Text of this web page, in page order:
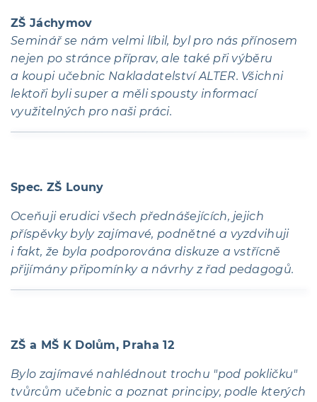
ZŠ Jáchymov
Seminář se nám velmi líbil, byl pro nás přínosem
nejen po stránce příprav, ale také při výběru
a koupi učebnic Nakladatelství ALTER. Všichni
lektoři byli super a měli spousty informací
využitelných pro naši práci.
Spec. ZŠ Louny
Oceňuji erudici všech přednášejících, jejich
příspěvky byly zajímavé, podnětné a vyzdvihuji
i fakt, že byla podporována diskuze a vstřícně
přijímány připomínky a návrhy z řad pedagogů.
ZŠ a MŠ K Dolům, Praha 12
Bylo zajímavé nahlédnout trochu "pod pokličku"
tvůrcům učebnic a poznat principy, podle kterých